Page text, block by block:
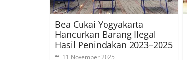
Bea Cukai Yogyakarta
Hancurkan Barang Ilegal
Hasil Penindakan 2023–2025
11 November 2025